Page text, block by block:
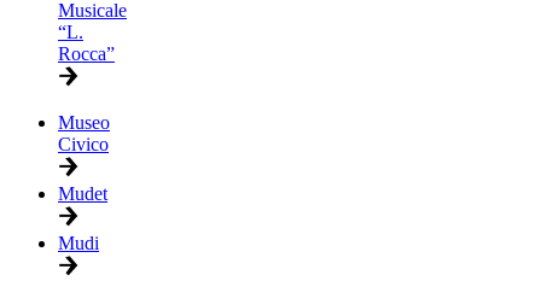
Musicale
“L.
Rocca”
Museo
Civico
Mudet
Mudi